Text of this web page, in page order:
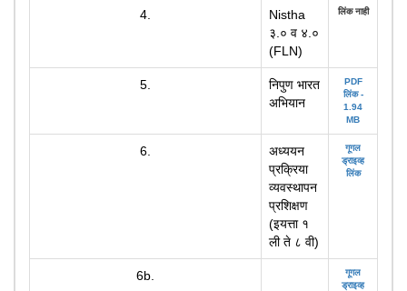
4.
Nistha
३.० व ४.०
(FLN)
लिंक नाही
5.
निपुण भारत
अभियान
PDF
लिंक -
1.94
MB
6.
अध्ययन
प्रक्रिया
व्यवस्थापन
प्रशिक्षण
(इयत्ता १
ली ते ८ वी)
गूगल
ड्राइव्ह
लिंक
6b.
गूगल
ड्राइव्ह